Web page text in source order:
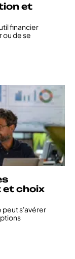
et
financier
ou de se
et choix
peut s'avérer